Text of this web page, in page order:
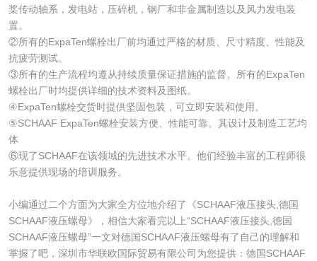
桨传动轴系，发电站，压碎机，钢厂和非金属制造以及风力发电装
置。
②所有的ExpaTen螺栓出厂前均通过严格的材质、尺寸精度、性能及
抗疲劳测试。
③所有的生产流程均遵从持续质量保证措施的监督。所有的ExpaTen
螺栓出厂时均提供详细的技术资料及图纸。
④ExpaTen螺栓交货时提供坚固包装，可立即安装和使用。
⑤SCHAAF ExpaTen螺栓安装方便、性能可靠。其设计及制造工艺均
体
⑥现了SCHAAF在该领域的先进技术水平。他们经验丰富的工程师很
乐意提供现场的培训服务。
小编通过二个方面为大家全方位地介绍了《SCHAAF液压接头,德国
SCHAAF液压螺母》，相信大家看完以上“SCHAAF液压接头,德国
SCHAAF液压螺母”一文对德国SCHAAF液压螺母有了自己的理解和
掌握了吧，深圳市华联欧国际贸易有限公司为您提供：德国SCHAAF